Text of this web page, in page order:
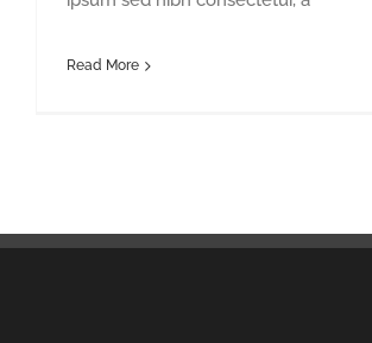
Read More